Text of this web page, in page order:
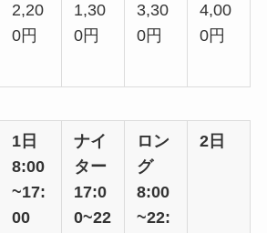
2,20
0円
1,30
0円
3,30
0円
4,00
0円
1日
8:00
~17:
00
ナイ
ター
17:0
0~22
ロン
グ
8:00
~22:
2日